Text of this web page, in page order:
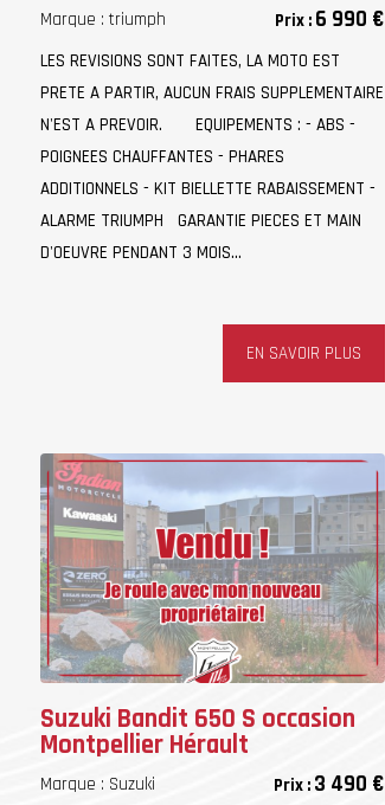
Marque : triumph Prix : 6 990 €
LES REVISIONS SONT FAITES, LA MOTO EST
PRETE A PARTIR, AUCUN FRAIS SUPPLEMENTAIRE
N'EST A PREVOIR. EQUIPEMENTS : - ABS -
POIGNEES CHAUFFANTES - PHARES
ADDITIONNELS - KIT BIELLETTE RABAISSEMENT -
ALARME TRIUMPH GARANTIE PIECES ET MAIN
D'OEUVRE PENDANT 3 MOIS...
EN SAVOIR PLUS
Suzuki Bandit 650 S occasion
Montpellier Hérault
Marque : Suzuki Prix : 3 490 €